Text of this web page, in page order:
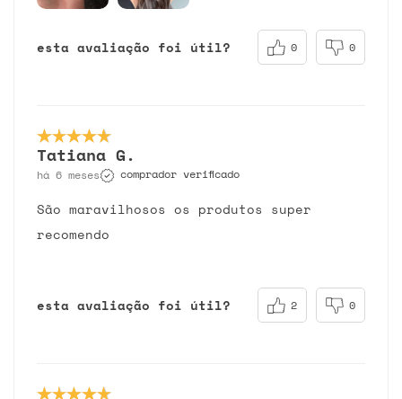
esta avaliação foi útil? 0 0
Tatiana G.
há 6 meses comprador verificado
São maravilhosos os produtos super
recomendo
esta avaliação foi útil? 2 0